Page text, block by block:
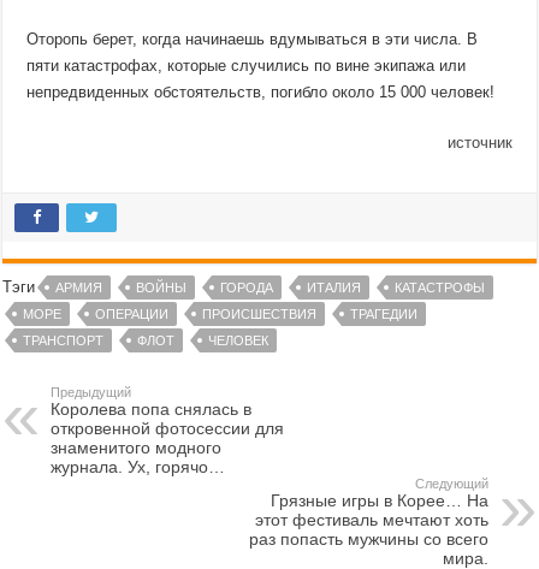
Оторопь берет, когда начинаешь вдумываться в эти числа. В
пяти катастрофах, которые случились по вине экипажа или
непредвиденных обстоятельств, погибло около 15 000 человек!
источник
Тэги АРМИЯ ВОЙНЫ ГОРОДА ИТАЛИЯ
КАТАСТРОФЫ
МОРЕ
ОПЕРАЦИИ ПРОИСШЕСТВИЯ
ТРАГЕДИИ
ТРАНСПОРТ
ФЛОТ ЧЕЛОВЕК
Предыдущий
Королева попа снялась в
откровенной фотосессии для
знаменитого модного
журнала. Ух, горячо…
Следующий
Грязные игры в Корее… На
этот фестиваль мечтают хоть
раз попасть мужчины со всего
мира.